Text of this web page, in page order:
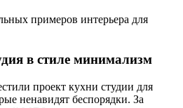
примеров интерьера для
в стиле минимализм
проект кухни студии для
ненавидят беспорядки. За